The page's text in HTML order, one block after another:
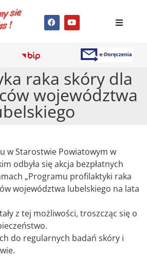
raka skóry dla
województwa
w Starostwie Powiatowym w
odbyła się akcja bezpłatnych
„Programu profilaktyki raka
województwa lubelskiego na lata
z tej możliwości, troszcząc się o
do regularnych badań skóry i